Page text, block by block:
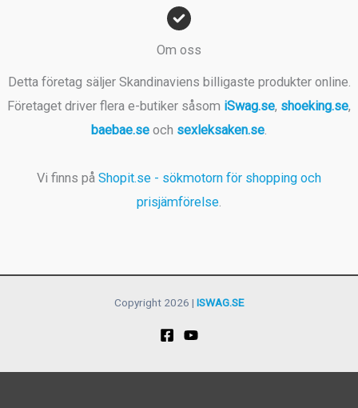
Om oss
Detta företag säljer Skandinaviens billigaste produkter online.
Företaget driver flera e-butiker såsom iSwag.se, shoeking.se,
baebae.se och sexleksaken.se.
Vi finns på Shopit.se - sökmotorn för shopping och
prisjämförelse.
Copyright 2026 | ISWAG.SE